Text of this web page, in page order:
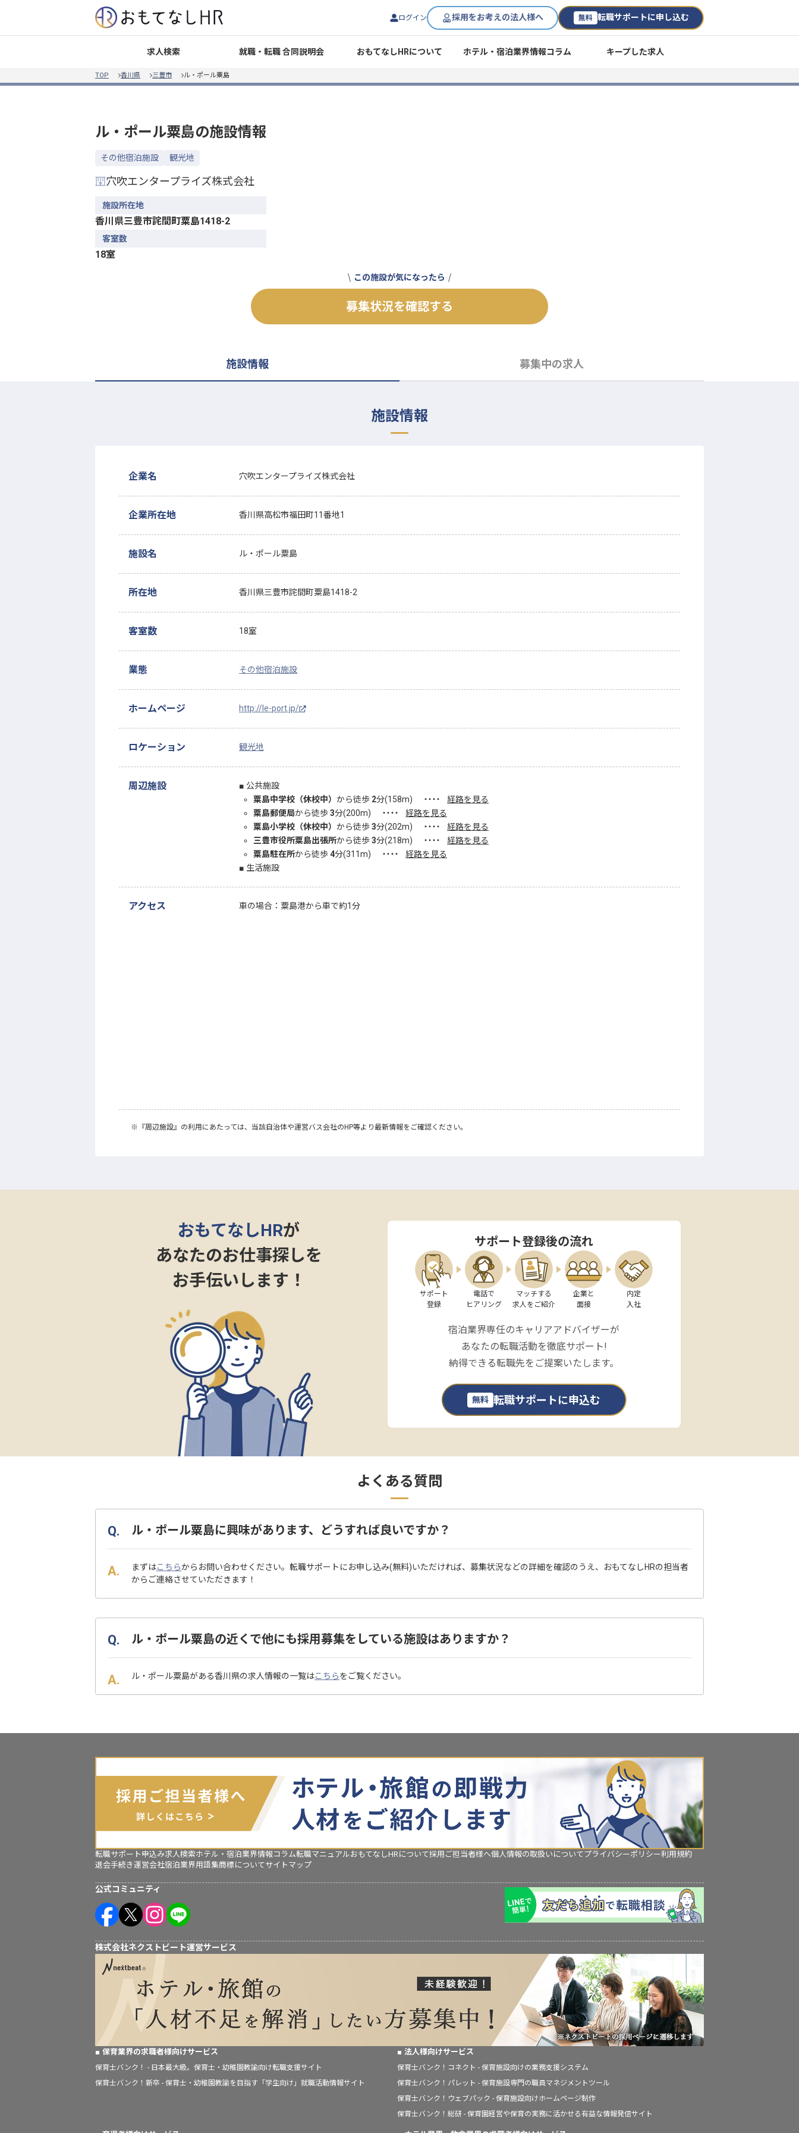
ログイン 採用をお考えの法人様へ 無料 転職サポートに申し込む
求人検索 就職・転職 合同説明会 おもてなしHRについて ホテル・宿泊業界情報コラム キープした求人
TOP 香川県 三豊市 ル・ポール粟島
ル・ポール粟島の施設情報
その他宿泊施設 観光地
穴吹エンタープライズ株式会社
施設所在地
香川県三豊市詫間町粟島1418-2
客室数
18室
この施設が気になったら
募集状況を確認する
施設情報 募集中の求人
施設情報
企業名 穴吹エンタープライズ株式会社
企業所在地 香川県高松市福田町11番地1
施設名 ル・ポール粟島
所在地 香川県三豊市詫間町粟島1418-2
客室数 18室
業態 その他宿泊施設
ホームページ http://le-port.jp/
ロケーション 観光地
周辺施設
公共施設
粟島中学校（休校中） から徒歩 2分(158m) ・・・・
経路を見る
粟島郵便局から徒歩3分(200m) ・・・・
経路を見る
粟島小学校（休校中） から徒歩3分(202m) ・・・・
経路を見る
三豊市役所粟島出張所から徒歩3分(218m) ・・・・
経路を見る
粟島駐在所から徒歩4分(311m) ・・・・
経路を見る
生活施設
アクセス 車の場合：粟島港から車で約1分
※ 『周辺施設』 の利用にあたっては、当該自治体や運営バス会社のHP等より最新情報をご確認ください。
おもてなしHRが
あなたのお仕事探しを
お手伝いします！
サポート登録後の流れ
サポート
登録
電話で
ヒアリング
マッチする
求人をご紹介
企業と
面接
内定
入社
宿泊業界専任のキャリアアドバイザーが
あなたの転職活動を徹底サポート!
納得できる転職先をご提案いたします。
無料 転職サポートに申込む
よくある質問
ル・ポール粟島に興味があります、どうすれば良いですか？
まずはこちらからお問い合わせください。転職サポートにお申し込み(無料)いただければ、募集状況などの詳細を確認のうえ、おもてなしHRの担当者
からご連絡させていただきます！
ル・ポール粟島の近くで他にも採用募集をしている施設はありますか？
ル・ポール粟島がある香川県の求人情報の一覧はこちらをご覧ください。
転職サポート申込み求人検索ホテル・宿泊業界情報コラム転職マニュアルおもてなしHRについて採用ご担当者様へ個人情報の取扱いについてプライバシーポリシー利用規約
退会手続き運営会社宿泊業界用語集商標についてサイトマップ
公式コミュニティ
株式会社ネクストビート運営サービス
保育業界の求職者様向けサービス
保育士バンク！ - 日本最大級。保育士・幼稚園教諭向け転職支援サイト
保育士バンク！新卒 - 保育士・幼稚園教諭を目指す「学生向け」就職活動情報サイト
法人様向けサービス
保育士バンク！コネクト - 保育施設向けの業務支援システム
保育士バンク！パレット - 保育施設専門の職員マネジメントツール
保育士バンク！ウェブパック - 保育施設向けホームページ制作
保育士バンク！総研 - 保育園経営や保育の実務に活かせる有益な情報発信サイト